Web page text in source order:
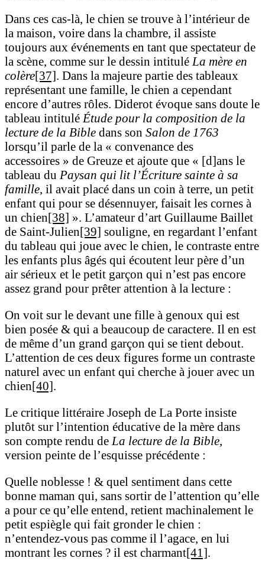
Dans ces cas-là, le chien se trouve à l’intérieur de
la maison, voire dans la chambre, il assiste
toujours aux événements en tant que spectateur de
la scène, comme sur le dessin intitulé La mère en
colère[37]. Dans la majeure partie des tableaux
représentant une famille, le chien a cependant
encore d’autres rôles. Diderot évoque sans doute le
tableau intitulé Étude pour la composition de la
lecture de la Bible dans son Salon de 1763
lorsqu’il parle de la « convenance des
accessoires » de Greuze et ajoute que « [d]ans le
tableau du Paysan qui lit l’Écriture sainte à sa
famille, il avait placé dans un coin à terre, un petit
enfant qui pour se désennuyer, faisait les cornes à
un chien[38] ». L’amateur d’art Guillaume Baillet
de Saint-Julien[39] souligne, en regardant l’enfant
du tableau qui joue avec le chien, le contraste entre
les enfants plus âgés qui écoutent leur père d’un
air sérieux et le petit garçon qui n’est pas encore
assez grand pour prêter attention à la lecture :
On voit sur le devant une fille à genoux qui est
bien posée & qui a beaucoup de caractere. Il en est
de même d’un grand garçon qui se tient debout.
L’attention de ces deux figures forme un contraste
naturel avec un enfant qui cherche à jouer avec un
chien[40].
Le critique littéraire Joseph de La Porte insiste
plutôt sur l’intention éducative de la mère dans
son compte rendu de La lecture de la Bible,
version peinte de l’esquisse précédente :
Quelle noblesse ! & quel sentiment dans cette
bonne maman qui, sans sortir de l’attention qu’elle
a pour ce qu’elle entend, retient machinalement le
petit espiègle qui fait gronder le chien :
n’entendez-vous pas comme il l’agace, en lui
montrant les cornes ? il est charmant[41].